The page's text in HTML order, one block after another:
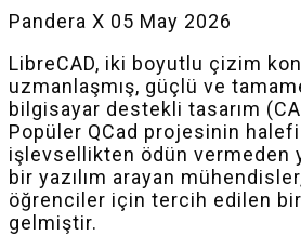
Pandera X 05 May 2026
LibreCAD, iki boyutlu çizim
uzmanlaşmış, güçlü ve
bilgisayar destekli tasarım
Popüler QCad projesinin halefi
işlevsellikten ödün vermeden
bir yazılım arayan
öğrenciler için tercih edilen
gelmiştir.